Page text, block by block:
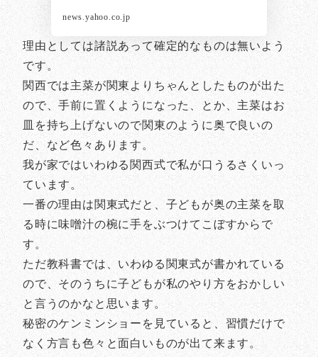
news.yahoo.co.jp
理由としては諸説あって確定的なものは無いよう
です。
関西では主菜が関東よりちゃんとしたものが出た
ので、手前に置くようになった、とか、主菜はお
皿を持ち上げないので関東のように奥で良いの
だ、など色々あります。
我が家ではいわゆる関西式で私が口うるさくいっ
ています。
一番の理由は関東式だと、子どもが奥の主菜を取
る時に味噌汁の椀に手をぶつけてこぼすからで
す。
ただ教科書では、いわゆる関東式が書かれている
ので、そのうちに子どもが私のやり方をおかしい
と言うのかなと思います。
秘密のケンミンショーを見ていると、習慣だけで
なく方言も色々と面白いものが出て来ます。